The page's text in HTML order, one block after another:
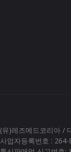
(유)레즈메드코리아 /
사업자등록번호 :